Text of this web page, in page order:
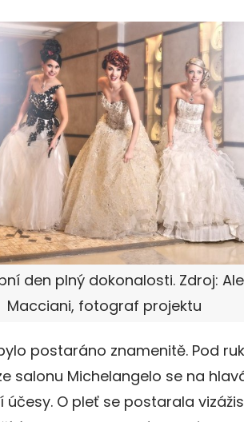
den plný dokonalosti. Zdroj:
Macciani, fotograf projektu
postaráno znamenitě. Pod
salonu Michelangelo se na
účesy. O pleť se postarala